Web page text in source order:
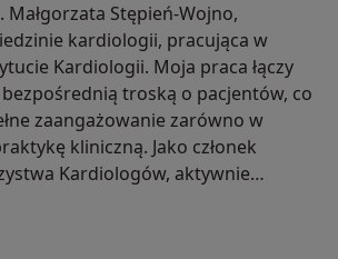
Małgorzata Stępień-Wojno,
kardiologii, pracująca w
Kardiologii. Moja praca łączy
troską o pacjentów, co
zaangażowanie zarówno w
kliniczną. Jako członek
Kardiologów, aktywnie
naukowym, dążąc do ciągłego
praca badawcza, w tym